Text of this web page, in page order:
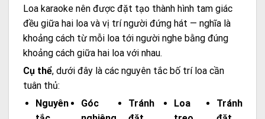
Loa karaoke nên được đặt tạo thành hình tam giác
đều giữa hai loa và vị trí người đứng hát — nghĩa là
khoảng cách từ mỗi loa tới người nghe bằng đúng
khoảng cách giữa hai loa với nhau.
Cụ thể, dưới đây là các nguyên tắc bố trí loa cần
tuân thủ:
Nguyên
Góc
Tránh
Loa
Tránh